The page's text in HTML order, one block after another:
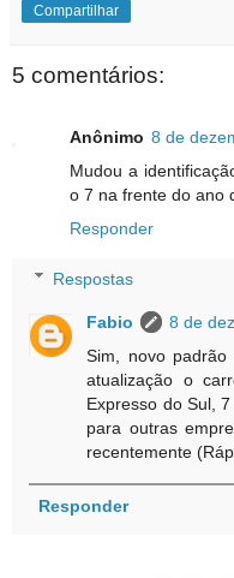
Compartilhar
5 comentários:
Anônimo 8 de
Mudou a
o 7 na frente do ano
Responder
Respostas
Fabio
8 de
Sim, novo
atualização o
Expresso do Sul,
para outras
recentemente
Responder